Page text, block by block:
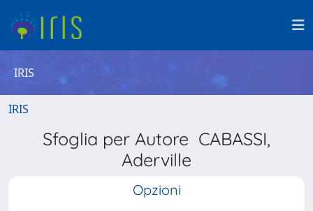
IRIS
IRIS
Sfoglia per Autore CABASSI,
Aderville
Opzioni